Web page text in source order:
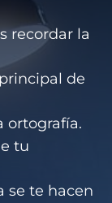
recordar la
de
ortografía.
tu
se te hacen